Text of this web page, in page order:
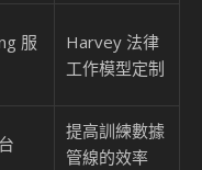
服
Harvey 法律
工作模型定制
提高訓練數據
管線的效率